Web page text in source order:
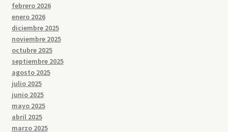
febrero 2026
enero 2026
diciembre 2025
noviembre 2025
octubre 2025
septiembre 2025
agosto 2025
julio 2025
junio 2025
mayo 2025
abril 2025
marzo 2025